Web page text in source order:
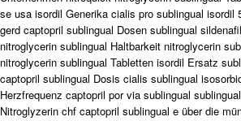
se usa isordil Generika cialis pro sublingual isordil
gerd captopril sublingual Dosen sublingual
nitroglycerin sublingual Haltbarkeit nitroglycerin
nitroglycerin sublingual Tabletten isordil Ersatz
captopril sublingual Dosis cialis sublingual
Herzfrequenz captopril por via sublingual
Nitroglyzerin chf captopril sublingual e über die